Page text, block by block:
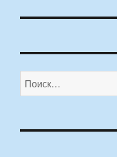
Искать: